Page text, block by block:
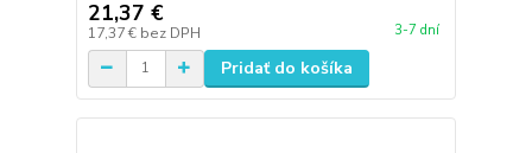
21,37 €
17,37 € bez DPH 3-7 dní
Pridať do košíka